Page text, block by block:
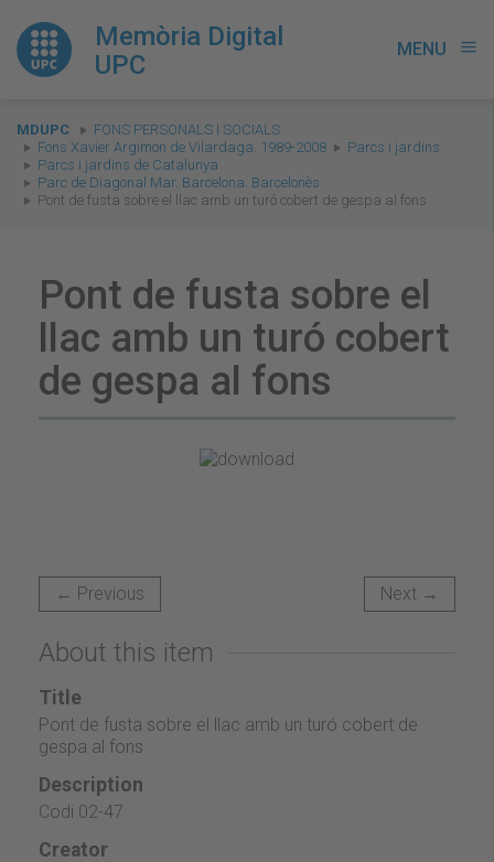
Memòria Digital
UPC
MENU menu
You
are
here:
MDUPC
FONS PERSONALS I SOCIALS
Fons Xavier Argimon de Vilardaga. 1989-2008
Parcs i jardins
Parcs i jardins de Catalunya
Parc de Diagonal Mar. Barcelona. Barcelonès
Pont de fusta sobre el llac amb un turó cobert de gespa al fons
Pont de fusta sobre el
llac amb un turó cobert
de gespa al fons
← Previous Next →
About this item
Title
Pont de fusta sobre el llac amb un turó cobert de
gespa al fons
Description
Codi 02-47
Creator